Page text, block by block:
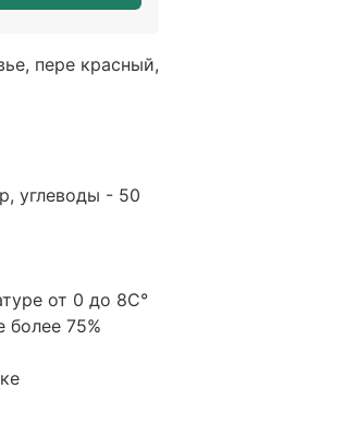
пере красный,
углеводы - 50
от 0 до 8С°
более 75%